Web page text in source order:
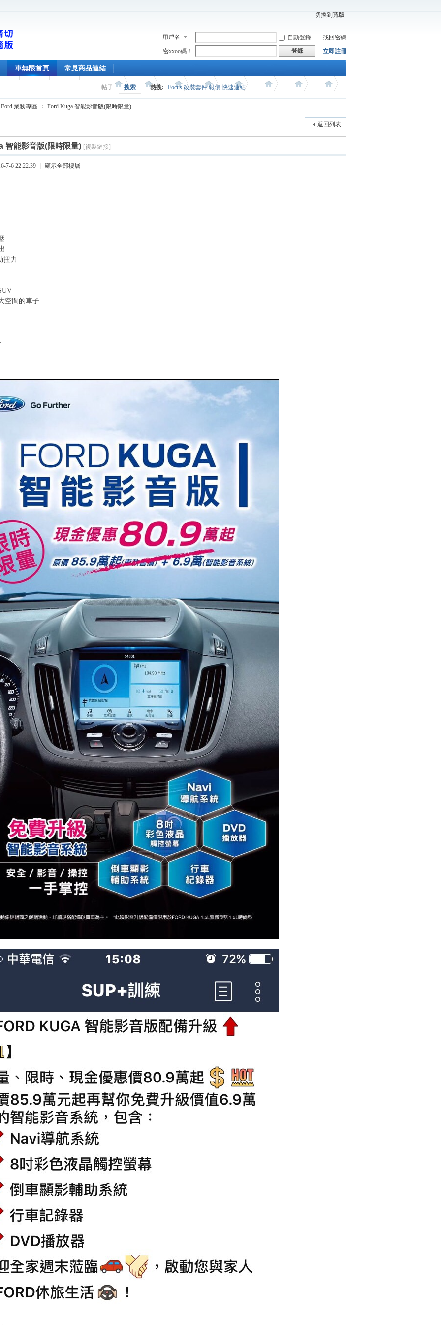
切換到寬版
用戶名 自動登錄
找回密碼
密xxoo碼！
登錄 立即註冊
車無限首頁 常見商品連結
帖子 搜索 熱搜: Focus 改裝套件 報價 快速連結
Ford 業務專區
›
Ford Kuga 智能影音版(限時限量)
返回列表
智能影音版(限時限量) [複製鏈接]
7-6 22:22:39 顯示全部樓層
扭力
空間的車子